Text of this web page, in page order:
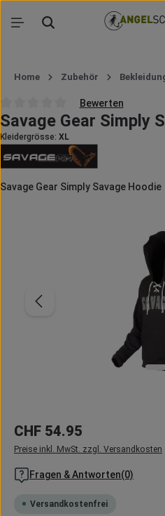
Zum Hauptinhalt springen
Home Zubehör
Durchschnittliche Bewertung von 0
Bewerten
Savage Gear Simply
Kleidergrösse: XL
Savage Gear Simply Savage Hoodie
Regulärer Preis:
CHF 54.95
Preise inkl. MwSt. zzgl. Versandkosten
Fragen & Antworten(0)
Versandkostenfrei